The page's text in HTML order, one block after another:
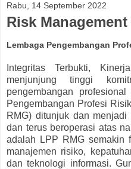
Rabu, 14 September 2022
Risk Management
Lembaga Pengembangan
Integritas Terbukti,
menjunjung tinggi
pengembangan
Pengembangan Profesi
RMG) ditunjuk dan
dan terus beroperasi atas
adalah LPP RMG semakin
manajemen risiko,
dan teknologi informasi.